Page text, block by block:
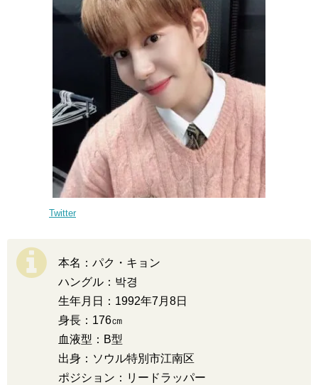
Twitter
本名：パク・キョン
ハングル：박경
生年月日：1992年7月8日
身長：176㎝
血液型：B型
出身：ソウル特別市江南区
ポジション：リードラッパー